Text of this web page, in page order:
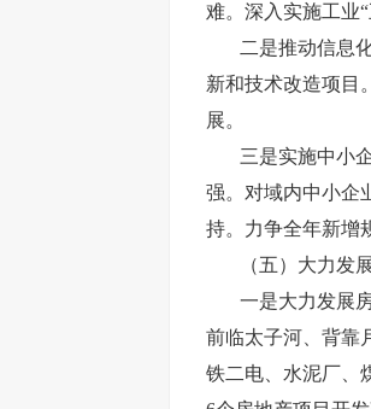
难。深入实施工业
二是推动信息
新和技术改造项目
展。
三是实施中小
强。对域内中小企
持。力争全年新增
（五）大力发
一是大力发展
前临太子河、背靠
铁二电、水泥厂、